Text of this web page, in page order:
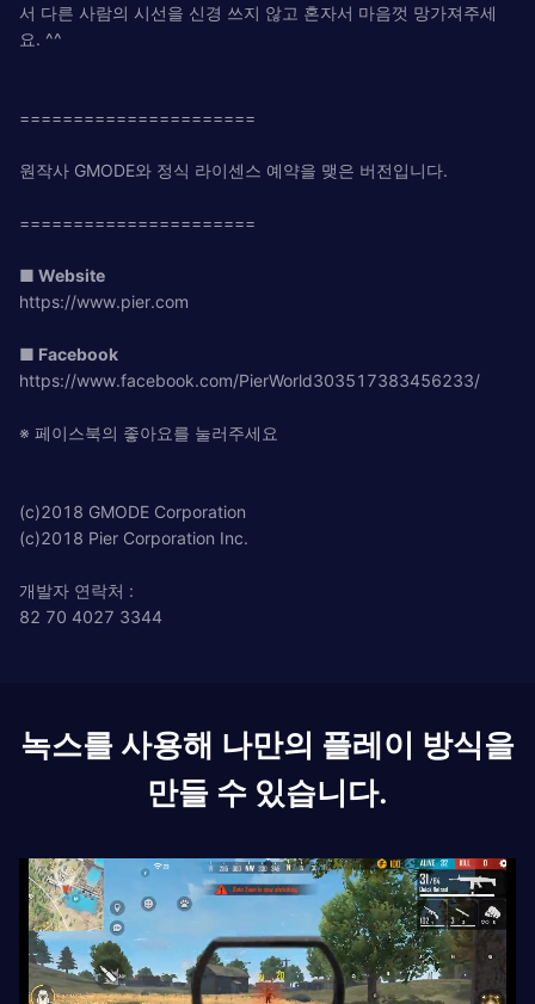
서 다른 사람의 시선을 신경 쓰지 않고 혼자서 마음껏 망가져주세
요. ^^
======================
원작사 GMODE와 정식 라이센스 예약을 맺은 버전입니다.
======================
■ Website
https://www.pier.com
■ Facebook
https://www.facebook.com/PierWorld303517383456233/
※ 페이스북의 좋아요를 눌러주세요
(c)2018 GMODE Corporation
(c)2018 Pier Corporation Inc.
개발자 연락처 :
82 70 4027 3344
녹스를 사용해 나만의 플레이 방식을
만들 수 있습니다.